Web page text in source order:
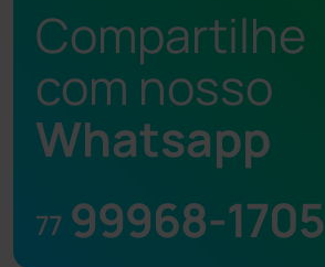
Compartilhe
com nosso
Whatsapp
77 99968-1705